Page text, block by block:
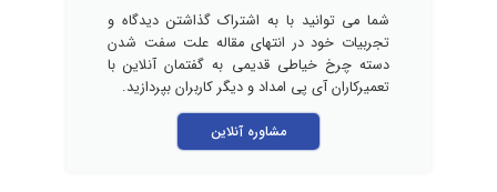
شما می توانید با به اشتراک گذاشتن دیدگاه و
تجربیات خود در انتهای مقاله علت سفت شدن
دسته چرخ خیاطی قدیمی به گفتمان آنلاین با
تعمیرکاران آی پی امداد و دیگر کاربران بپردازید.
مشاوره آنلاین